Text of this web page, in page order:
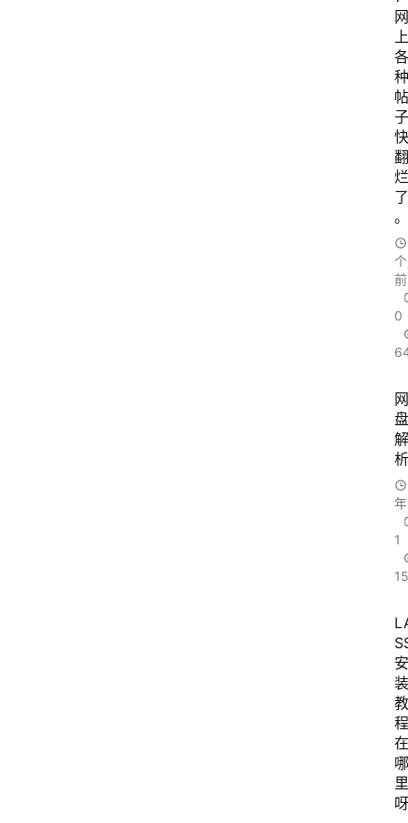
网
上
各
种
帖
子
快
翻
烂
了
。
前
0
网
盘
解
析
1
安
装
教
程
在
哪
里
呀